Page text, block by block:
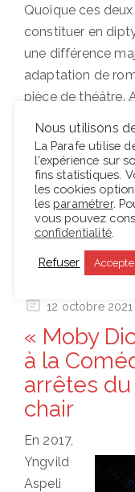
Quoique ces
constituer en
une différence
adaptation de
pièce de théâtre.
l’adaptation
à la scène. La
cependant
Lire la suite
Posted12 octobre 2021
« Moby
à la
arrêtes du
chair
En 2017,
Yngvild
Aspeli
Nous utilisons
La Parafe utilise
l'expérience sur
fins statistiques.
les cookies
les paramétrer.
vous pouvez
confidentialité.
Refuser